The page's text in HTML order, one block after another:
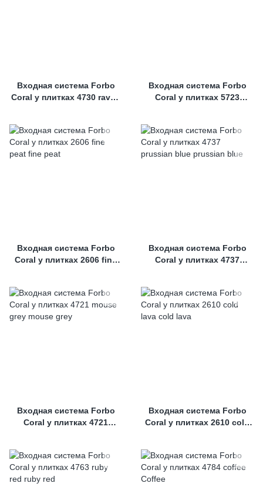
Входная система Forbo
Coral у плитках 4730 raven
Входная система Forbo
Coral у плитках 5723
Входная система Forbo
Coral у плитках 2606 fine
Входная система Forbo
Coral у плитках 4737
Входная система Forbo
Coral у плитках 4721
Входная система Forbo
Coral у плитках 2610 cold